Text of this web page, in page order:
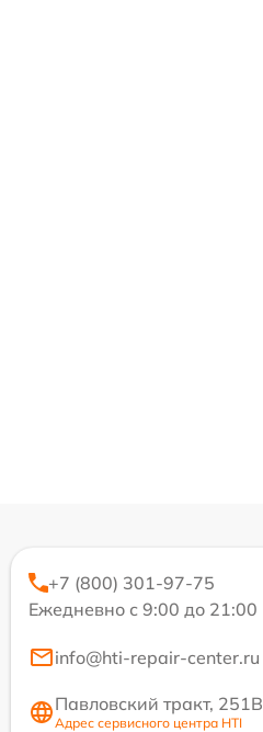
+7 (800) 301-97-75
Ежедневно с 9:00 до 21:00
info@hti-repair-center.ru
Павловский тракт, 251В
Адрес сервисного центра HTI